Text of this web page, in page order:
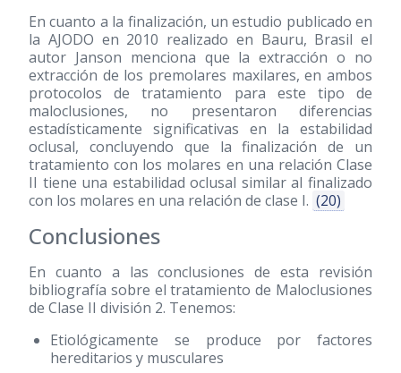
En cuanto a la finalización, un estudio publicado en
la AJODO en 2010 realizado en Bauru, Brasil el
autor Janson menciona que la extracción o no
extracción de los premolares maxilares, en ambos
protocolos de tratamiento para este tipo de
maloclusiones, no presentaron diferencias
estadísticamente significativas en la estabilidad
oclusal, concluyendo que la finalización de un
tratamiento con los molares en una relación Clase
II tiene una estabilidad oclusal similar al finalizado
con los molares en una relación de clase I. (20)
Conclusiones
En cuanto a las conclusiones de esta revisión
bibliografía sobre el tratamiento de Maloclusiones
de Clase II división 2. Tenemos:
Etiológicamente se produce por factores
hereditarios y musculares